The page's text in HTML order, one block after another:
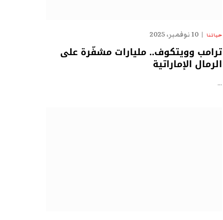
حياتنا 10 نوفمبر، 2025
ترامب وويتكوف.. مليارات مشفّرة على
الرمال الإماراتية
…